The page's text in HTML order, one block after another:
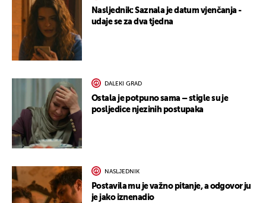
Nasljednik: Saznala je datum vjenčanja -
udaje se za dva tjedna
DALEKI GRAD
Ostala je potpuno sama – stigle su je
posljedice njezinih postupaka
NASLJEDNIK
Postavila mu je važno pitanje, a odgovor ju
je jako iznenadio